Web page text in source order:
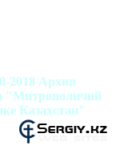
2018 Архив
"Митрополичий
Казахстан"